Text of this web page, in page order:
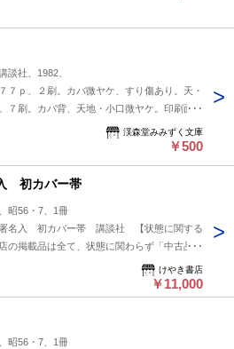
談社、1982、
７ｐ、２刷。カバ微ヤケ、すり傷あり。天・
７刷。カバ背、天地・小口微ヤケ。印刷面良
渓森堂みみずく文庫
￥500
初カバー帯
昭56・7、1冊
署名入 初カバー帯 講談社 【状態に関する
の掲載品は全て、状態に関わらず「中古品
れています。「日本の古本屋」は６段階の
須となりましたが、当店の扱う商品の特質
区分けは適切ではない（不可能な）為、状態
）」という表現は考慮にいれないで下さい。
けやき書店
￥11,000
昭56・7、1冊